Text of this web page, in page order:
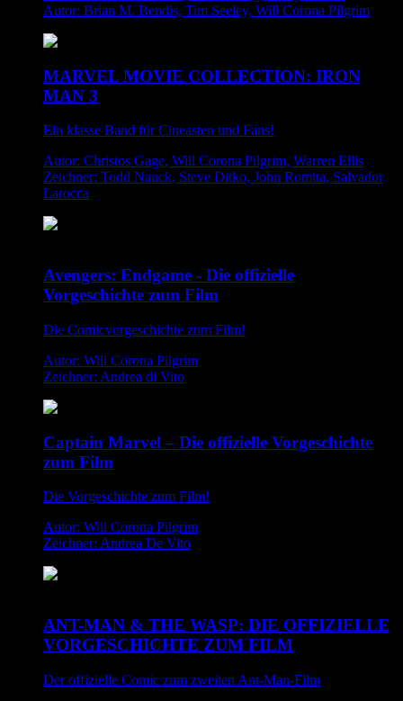
Autor: Brian M. Bendis, Tim Seeley, Will Corona Pilgrim
MARVEL MOVIE COLLECTION: IRON
MAN 3
Ein klasse Band für Cineasten und Fans!
Autor: Christos Gage, Will Corona Pilgrim, Warren Ellis
Zeichner: Todd Nauck, Steve Ditko, John Romita, Salvador
Larocca
Avengers: Endgame - Die offizielle
Vorgeschichte zum Film
Die Comicvorgeschichte zum Film!
Autor: Will Corona Pilgrim
Zeichner: Andrea di Vito
Captain Marvel – Die offizielle Vorgeschichte
zum Film
Die Vorgeschichte zum Film!
Autor: Will Corona Pilgrim
Zeichner: Andrea De Vito
ANT-MAN & THE WASP: DIE OFFIZIELLE
VORGESCHICHTE ZUM FILM
Der offizielle Comic zum zweiten Ant-Man-Film